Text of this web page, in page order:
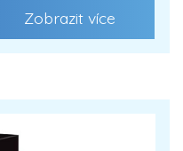
Zobrazit více